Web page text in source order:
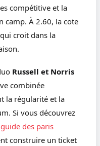
compétitive et la
camp. À 2.60, la cote
croit dans la
Russell et Norris
combinée
la régularité et la
Si vous découvrez
guide des paris
construire un ticket